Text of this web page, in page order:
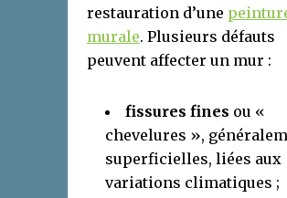
restauration d’une
murale. Plusieurs défauts
peuvent affecter un mur :
fissures fines ou «
chevelures »,
superficielles, liées aux
variations climatiques ;